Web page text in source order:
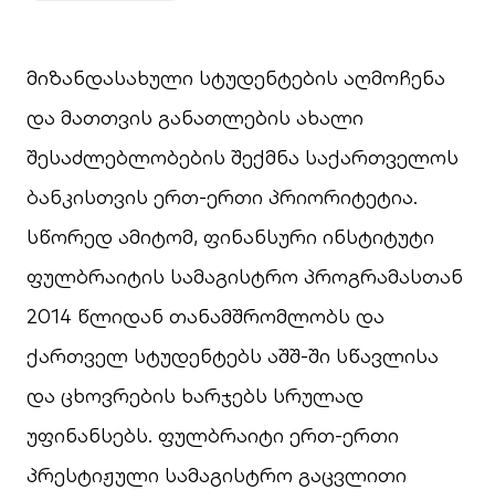
მიზანდასახული სტუდენტების აღმოჩენა
და მათთვის განათლების ახალი
შესაძლებლობების შექმნა საქართველოს
ბანკისთვის ერთ-ერთი პრიორიტეტია.
სწორედ ამიტომ, ფინანსური ინსტიტუტი
ფულბრაიტის სამაგისტრო პროგრამასთან
2014 წლიდან თანამშრომლობს და
ქართველ სტუდენტებს აშშ-ში სწავლისა
და ცხოვრების ხარჯებს სრულად
უფინანსებს. ფულბრაიტი ერთ-ერთი
პრესტიჟული სამაგისტრო გაცვლითი